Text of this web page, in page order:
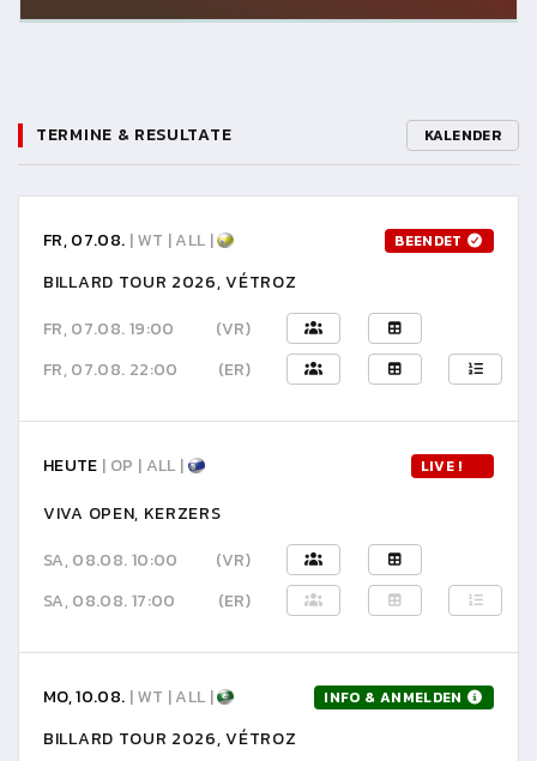
TERMINE & RESULTATE KALENDER
FR, 07.08. | WT | ALL | BEENDET
BILLARD TOUR 2026, VÉTROZ
FR, 07.08. 19:00
(VR)
FR, 07.08. 22:00
(ER)
HEUTE | OP | ALL | LIVE !
VIVA OPEN, KERZERS
SA, 08.08. 10:00
(VR)
SA, 08.08. 17:00
(ER)
MO, 10.08. | WT | ALL | INFO & ANMELDEN
BILLARD TOUR 2026, VÉTROZ